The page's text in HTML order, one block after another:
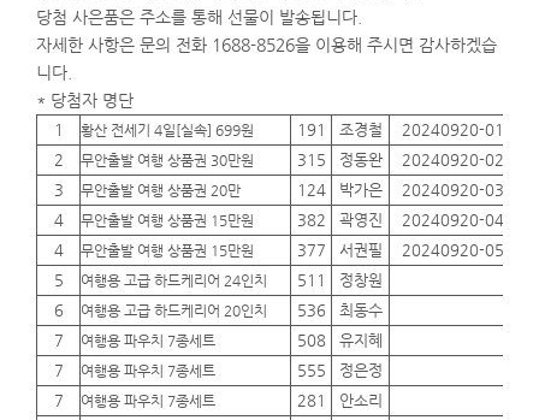
당첨 사은품은 주소를 통해 선물이 발송됩니다.
자세한 사항은 문의 전화 1688-8526을 이용해 주시면 감사하겠습
니다.
* 당첨자 명단
1 황산 전세기 4일[실속] 699원 191 조경철 20240920-01
2
무안출발 여행 상품권 30만원 315 정동완 20240920-02
3
무안출발 여행 상품권 20만 124 박가은 20240920-03
4
무안출발 여행 상품권 15만원 382 곽영진 20240920-04
4
무안출발 여행 상품권 15만원 377 서권필 20240920-05
5
여행용 고급 하드케리어 24인치 511 정창원
6
여행용 고급 하드케리어 20인치 536 최동수
7
여행용 파우치 7종세트 508 유지혜
7
여행용 파우치 7종세트 555 정은정
7
여행용 파우치 7종세트 281 안소리